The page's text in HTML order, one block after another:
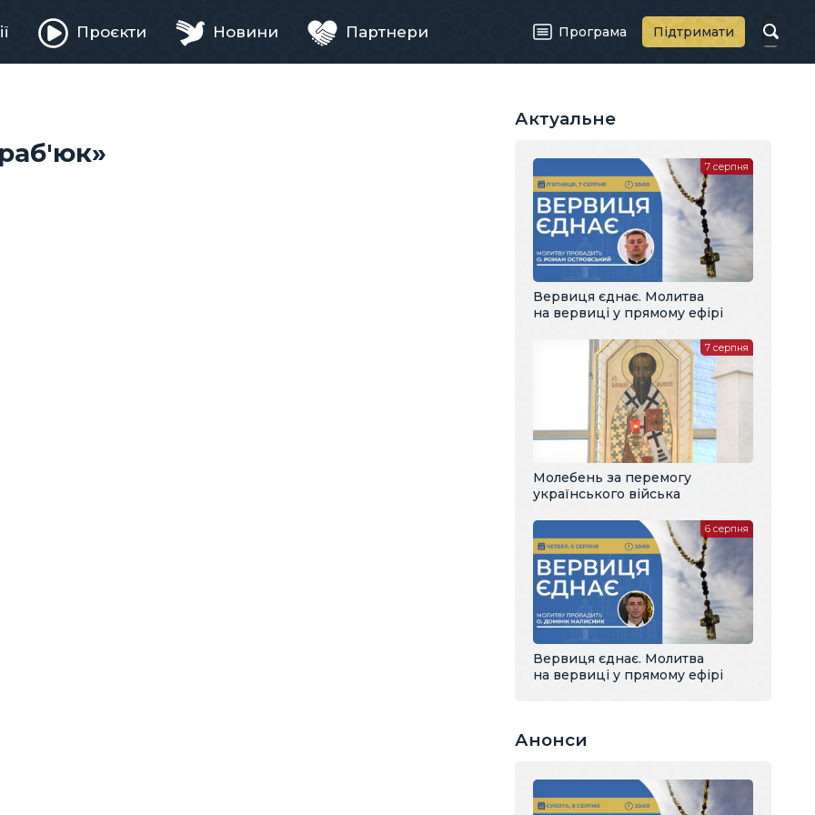
Проєкти Новини Партнери Програма Підтримати
Актуальне
Вервиця єднає. Молитва
на вервиці у прямому ефірі
7 серпня
Молебень за перемогу
українського війська
7 серпня
Вервиця єднає. Молитва
на вервиці у прямому ефірі
6 серпня
Анонси